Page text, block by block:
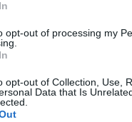
opt-out of processing my
opt-out of Collection, Use,
Data that Is
5 native care
zodie. Toata
5 zodii care